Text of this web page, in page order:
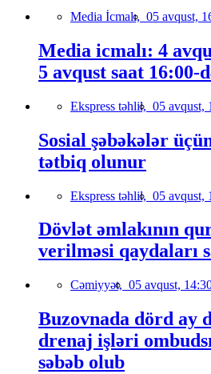
Media İcmalı, 05 avqust,
Media icmalı: 4
5 avqust saat 16:00-
Ekspress təhlil, 05 avqust,
Sosial şəbəkələr
tətbiq olunur
Ekspress təhlil, 05 avqust,
Dövlət əmlakının
verilməsi qaydaları
Cəmiyyət, 05 avqust,
Buzovnada dörd ay
drenaj işləri
səbəb olub